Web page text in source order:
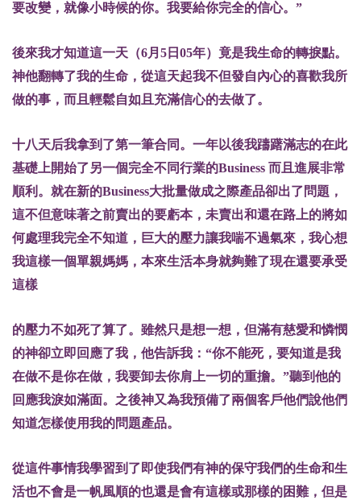
要改變，就像小時候的你。我要給你完全的信心。”
後來我才知道這一天（6月5日05年）竟是我生命的轉捩點。
神他翻轉了我的生命，從這天起我不但發自內心的喜歡我所
做的事，而且輕鬆自如且充滿信心的去做了。
十八天后我拿到了第一筆合同。一年以後我躊躇滿志的在此
基礎上開始了另一個完全不同行業的Business 而且進展非常
順利。就在新的Business大批量做成之際產品卻出了問題，
這不但意味著之前賣出的要虧本，未賣出和還在路上的將如
何處理我完全不知道，巨大的壓力讓我喘不過氣來，我心想
我這樣一個單親媽媽，本來生活本身就夠難了現在還要承受
這樣
的壓力不如死了算了。雖然只是想一想，但滿有慈愛和憐憫
的神卻立即回應了我，他告訴我：“你不能死，要知道是我
在做不是你在做，我要卸去你肩上一切的重擔。”聽到他的
回應我淚如滿面。之後神又為我預備了兩個客戶他們說他們
知道怎樣使用我的問題產品。
從這件事情我學習到了即使我們有神的保守我們的生命和生
活也不會是一帆風順的也還是會有這樣或那樣的困難，但是